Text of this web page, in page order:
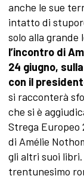
anche le sue
intatto di
solo alla
l’incontro di
24 giugno,
con il
si racconterà
che si è
Strega Europeo
di Amélie
gli altri suoi
trentunesimo